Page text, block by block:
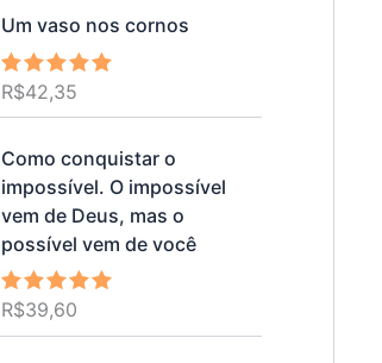
Um vaso nos cornos
Avaliação
de 5
R$42,35
Como conquistar o
impossível. O impossível
vem de Deus, mas o
possível vem de você
Avaliação
R$39,60